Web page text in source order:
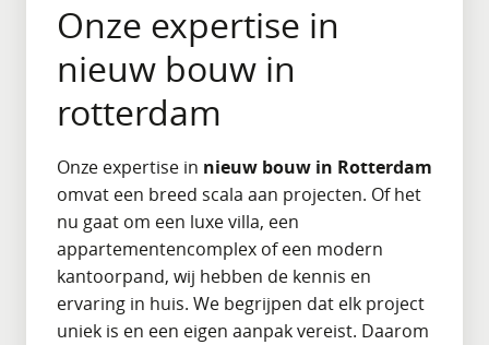
Onze expertise in
nieuw bouw in
rotterdam
Onze expertise in nieuw bouw in Rotterdam
omvat een breed scala aan projecten. Of het
nu gaat om een luxe villa, een
appartementencomplex of een modern
kantoorpand, wij hebben de kennis en
ervaring in huis. We begrijpen dat elk project
uniek is en een eigen aanpak vereist. Daarom